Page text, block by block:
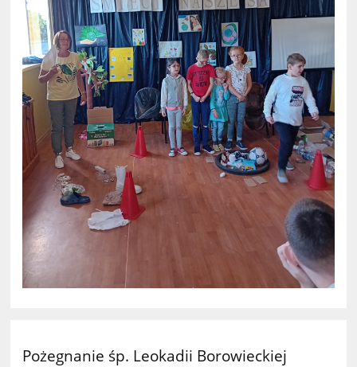
Pożegnanie śp. Leokadii Borowieckiej